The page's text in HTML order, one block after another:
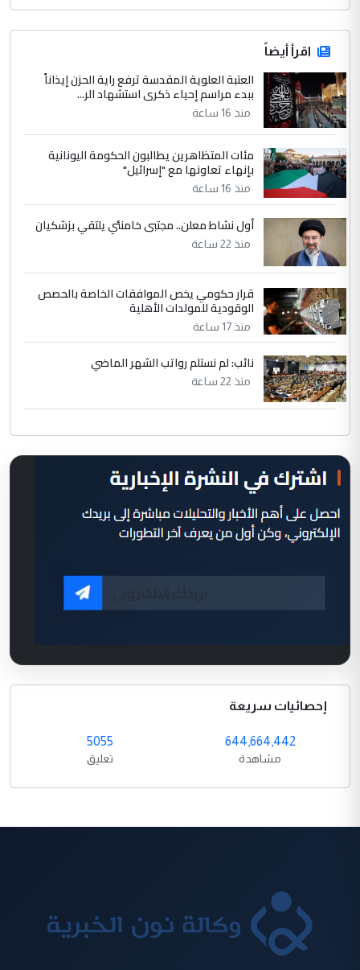
اقرأ أيضاً
العتبة العلوية المقدسة ترفع راية الحزن إيذاناً
ببدء مراسم إحياء ذكرى استشهاد الر...
منذ 16 ساعة
مئات المتظاهرين يطالبون الحكومة اليونانية
بإنهاء تعاونها مع "إسرائيل"
منذ 16 ساعة
أول نشاط معلن.. مجتبى خامنئي يلتقي بزشكيان
منذ 22 ساعة
قرار حكومي يخص الموافقات الخاصة بالحصص
الوقودية للمولدات الأهلية
منذ 17 ساعة
نائب: لم نستلم رواتب الشهر الماضي
منذ 22 ساعة
إحصائيات سريعة
644,664,442
مشاهدة
5055
تعليق